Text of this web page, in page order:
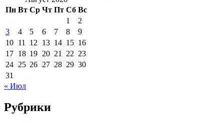
Пн Вт Ср Чт Пт Сб Вс
1
2
3
4 5 6 7 8
9
10 11 12 13 14 15 16
17 18 19 20 21 22 23
24 25 26 27 28 29 30
31
« Июл
Рубрики